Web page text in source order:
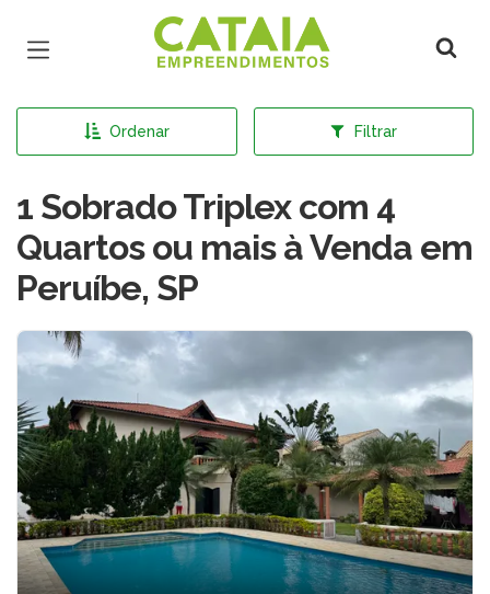
Página inicial
Ordenar Filtrar
1 Sobrado Triplex com 4
Quartos ou mais à Venda em
Peruíbe, SP